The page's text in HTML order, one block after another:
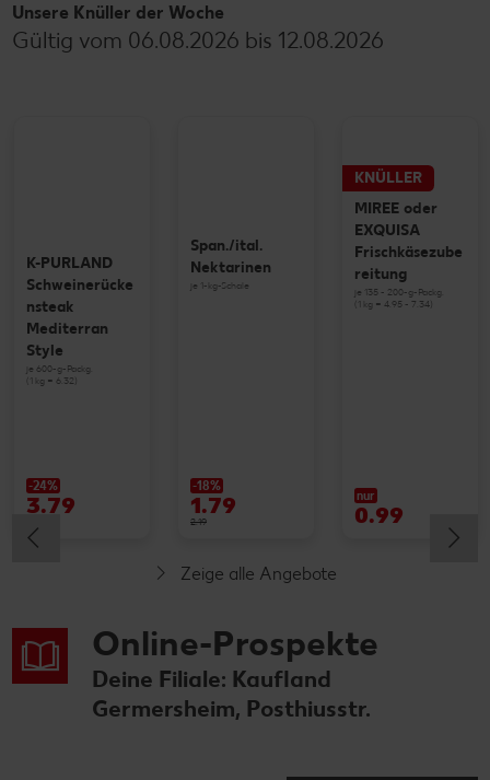
Unsere Knüller der Woche
Gültig vom 06.08.2026 bis 12.08.2026
K-PURLAND
Schweinerücke
nsteak
Mediterran
Style
je 600-g-Packg.
(1 kg = 6.32)
-24%
3.79
Span./ital.
Nektarinen
je 1-kg-Schale
-18%
1.79
2.19
KNÜLLER
MIREE oder
EXQUISA
Frischkäsezube
reitung
je 135 - 200-g-Packg.
(1 kg = 4.95 - 7.34)
nur
0.99
Zeige alle Angebote
Online-Prospekte
Deine Filiale: Kaufland
Germersheim, Posthiusstr.